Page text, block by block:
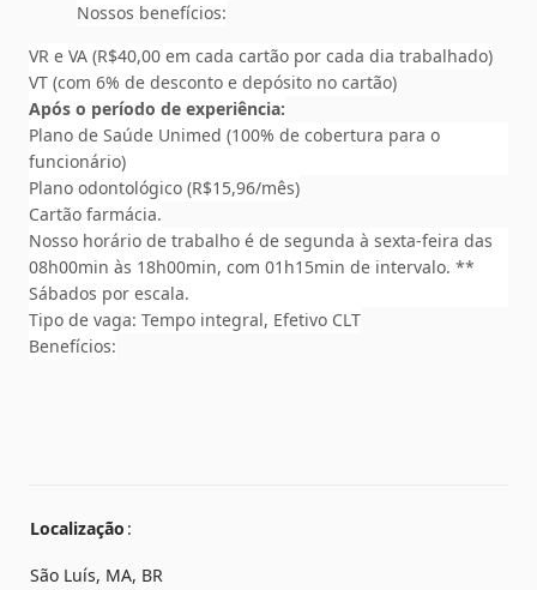
Nossos benefícios:
VR e VA (R$40,00 em cada cartão por cada dia trabalhado)
VT (com 6% de desconto e depósito no cartão)
Após o período de experiência:
Plano de Saúde Unimed (100% de cobertura para o
funcionário)
Plano odontológico (R$15,96/mês)
Cartão farmácia.
Nosso horário de trabalho é de segunda à sexta-feira das
08h00min às 18h00min, com 01h15min de intervalo. **
Sábados por escala.
Tipo de vaga: Tempo integral, Efetivo CLT
Benefícios:
Localização
São Luís, MA, BR